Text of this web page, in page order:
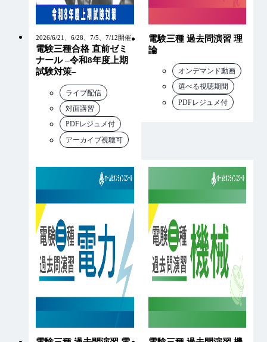
2026/6/21、6/28、7/5、7/12開催
電験三種合格 直前ゼミ
ナール –令和8年度上期
試験対策–
ライブ配信
対面講習
PDFレジュメ付
アーカイブ視聴可
電験三種 過去問演習 理
論
オンデマンド動画
選べる視聴期間
PDFレジュメ付